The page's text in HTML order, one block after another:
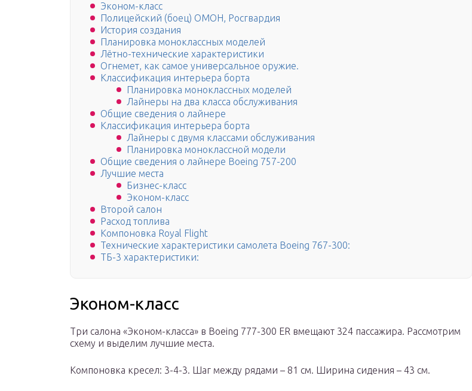
Эконом-класс
Полицейский (боец) ОМОН, Росгвардия
История создания
Планировка моноклассных моделей
Лётно-технические характеристики
Огнемет, как самое универсальное оружие.
Классификация интерьера борта
Планировка моноклассных моделей
Лайнеры на два класса обслуживания
Общие сведения о лайнере
Классификация интерьера борта
Лайнеры с двумя классами обслуживания
Планировка моноклассной модели
Общие сведения о лайнере Boeing 757-200
Лучшие места
Бизнес-класс
Эконом-класс
Второй салон
Расход топлива
Компоновка Royal Flight
Технические характеристики самолета Boeing 767-300:
ТБ-3 характеристики:
Эконом-класс
Три салона «Эконом-класса» в Вoeing 777-300 ER вмещают 324 пассажира. Рассмотрим
схему и выделим лучшие места.
Компоновка кресел: 3-4-3. Шаг между рядами – 81 см. Ширина сидения – 43 см.